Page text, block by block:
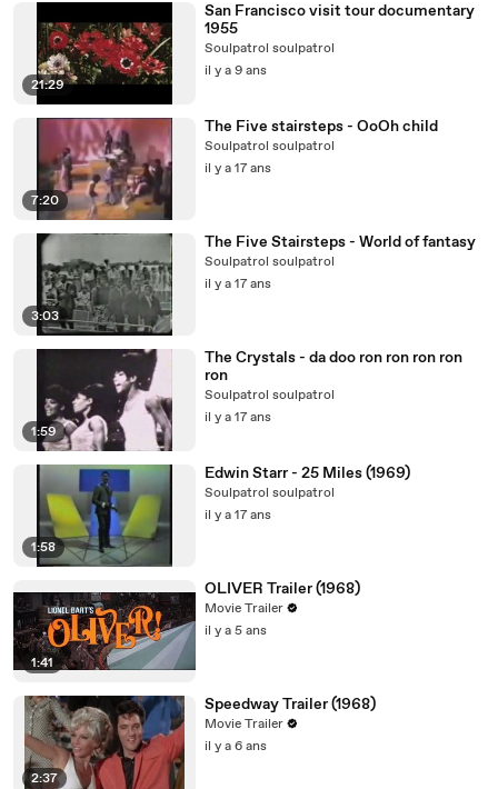
21:29
San Francisco visit tour documentary
1955
Soulpatrol soulpatrol
il y a 9 ans
7:20
The Five stairsteps - OoOh child
Soulpatrol soulpatrol
il y a 17 ans
3:03
The Five Stairsteps - World of fantasy
Soulpatrol soulpatrol
il y a 17 ans
1:59
The Crystals - da doo ron ron ron ron
ron
Soulpatrol soulpatrol
il y a 17 ans
1:58
Edwin Starr - 25 Miles (1969)
Soulpatrol soulpatrol
il y a 17 ans
1:41
OLIVER Trailer (1968)
Movie Trailer
il y a 5 ans
2:37
Speedway Trailer (1968)
Movie Trailer
il y a 6 ans